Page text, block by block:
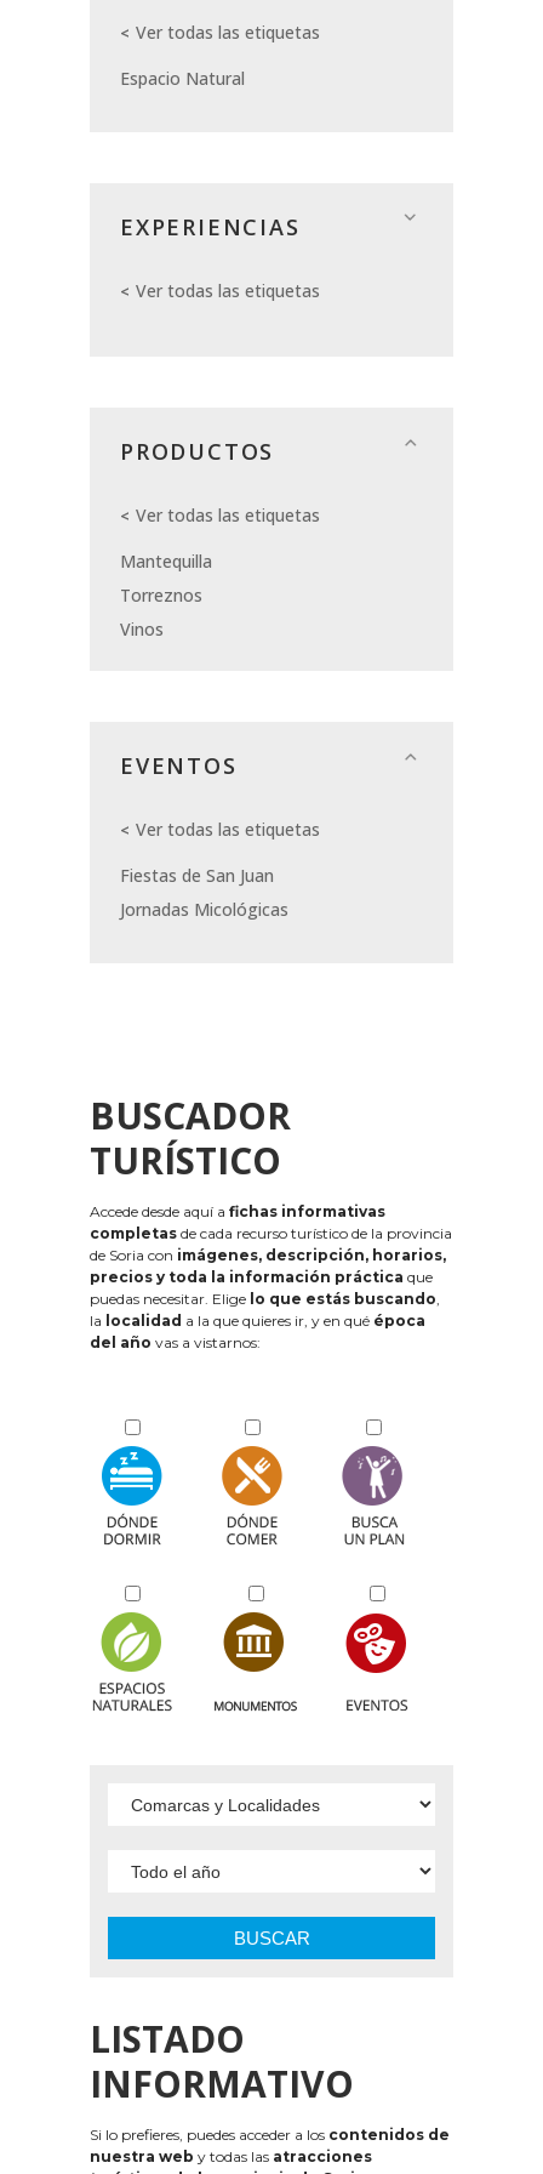
Ver todas las etiquetas
Espacio Natural
EXPERIENCIAS
Ver todas las etiquetas
PRODUCTOS
Ver todas las etiquetas
Mantequilla
Torreznos
Vinos
EVENTOS
Ver todas las etiquetas
Fiestas de San Juan
Jornadas Micológicas
BUSCADOR
TURÍSTICO
Accede desde aquí a fichas informativas
completas de cada recurso turístico de la provincia
de Soria con imágenes, descripción, horarios,
precios y toda la información práctica que
puedas necesitar. Elige lo que estás buscando,
la localidad a la que quieres ir, y en qué época
del año vas a vistarnos:
BUSCAR
LISTADO
INFORMATIVO
Si lo prefieres, puedes acceder a los contenidos de
nuestra web y todas las atracciones